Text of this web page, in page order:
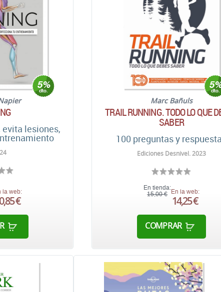
lesiones,
la web:
€
Marc Bañuls
TRAIL RUNNING. TODO LO QUE
SABER
100 preguntas y
Ediciones Desnivel. 2023
En tienda:
15,00 € En la web:
14,25 €
COMPRAR